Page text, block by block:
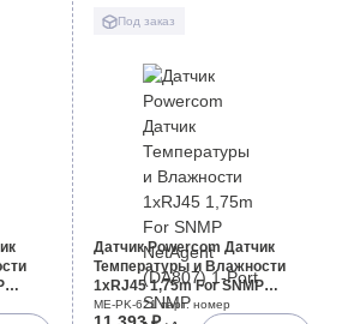
Под заказ
Датчик Powercom Датчик
Температуры и Влажности
1xRJ45 1,75m For SNMP
NetAgent (DA807) 1-Port SNMP
ME-PK-621 парт. номер